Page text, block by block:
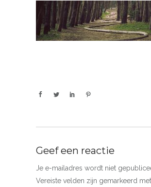
Geef een reactie
Je e-mailadres wordt niet
Vereiste velden zijn gemarkeerd met